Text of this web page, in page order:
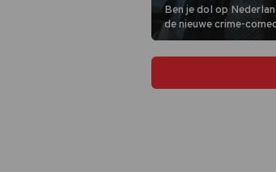
Ben je dol op
de nieuwe crime-